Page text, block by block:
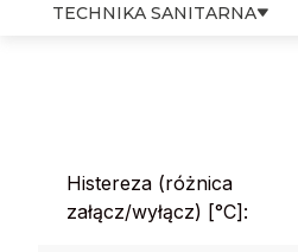
TECHNIKA SANITARNA
Histereza (różnica
załącz/wyłącz) [°C]: